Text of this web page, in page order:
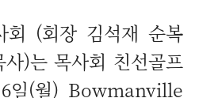
회 (회장 김석재 순복
)는 목사회 친선골프
일(월) Bowmanville